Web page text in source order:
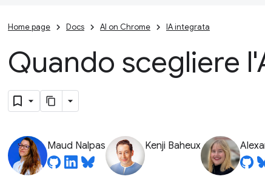
Home page Docs AI on Chrome IA integrata
Quando scegliere
Maud Nalpas Kenji Baheux